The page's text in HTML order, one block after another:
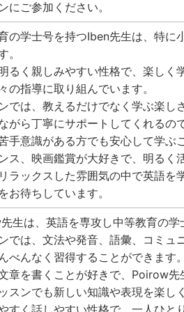
にご参加ください。
の学士号を持つIben先生は、特に
。
るく親しみやすい性格で、楽しく
の指導に取り組んでいます。
では、教えるだけでなく学ぶ楽し
がら丁寧にサポートしてくれるので
手意識がある方でも安心して学ぶ
ス、映画鑑賞が大好きで、明るく
ラックスした雰囲気の中で英語を
お待ちしています。
生は、英語を専攻し中等教育の学
では、文法や発音、語彙、コミュ
べんなく習得することができます。
章を書くことが好きで、Poirow
スンでも新しい知識や表現を楽し